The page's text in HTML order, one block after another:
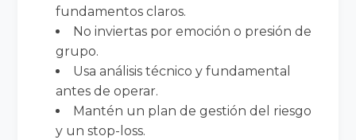
fundamentos claros.
No inviertas por emoción o presión de
grupo.
Usa análisis técnico y fundamental
antes de operar.
Mantén un plan de gestión del riesgo
y un stop-loss.